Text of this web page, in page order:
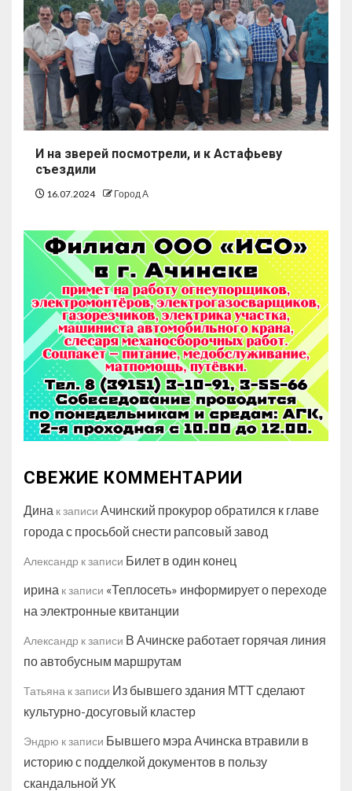
И на зверей посмотрели, и к Астафьеву
съездили
16.07.2024 Город А
СВЕЖИЕ КОММЕНТАРИИ
Дина к записи Ачинский прокурор обратился к главе
города с просьбой снести рапсовый завод
Александр к записи Билет в один конец
ирина к записи «Теплосеть» информирует о переходе
на электронные квитанции
Александр к записи В Ачинске работает горячая линия
по автобусным маршрутам
Татьяна к записи Из бывшего здания МТТ сделают
культурно-досуговый кластер
Эндрю к записи Бывшего мэра Ачинска втравили в
историю с подделкой документов в пользу
скандальной УК